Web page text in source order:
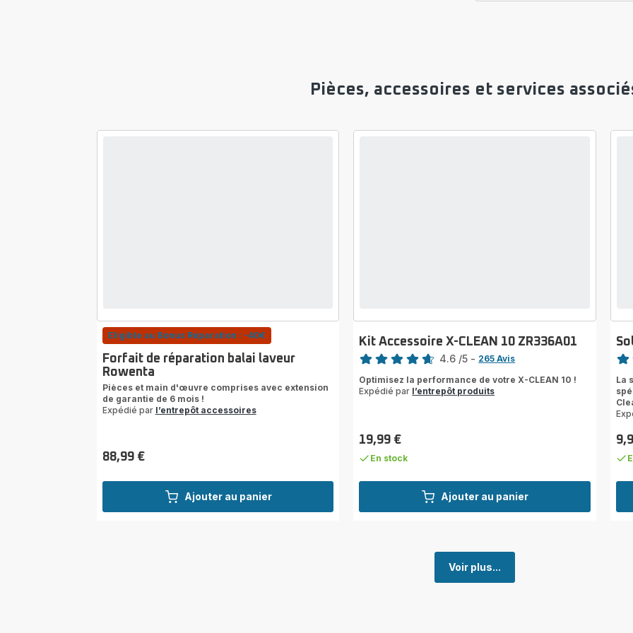
Pièces, accessoires et services
Ajouter au panier
Eligible au Bonus Réparation : -40€
Forfait de réparation balai laveur
Rowenta
Pièces et main d'œuvre comprises avec extension
de garantie de 6 mois !
Expédié par l’entrepôt accessoires
Prix
88,99 €
Ajouter au panier
Kit Accessoire X-CLEAN 10 ZR336A01
Note
4.6 /5 - 265 Avis
Optimisez la performance de votre X-CLEAN 10 !
Expédié par l’entrepôt produits
Prix
19,99 €
En stock
Note
La
Prix
Voir plus...